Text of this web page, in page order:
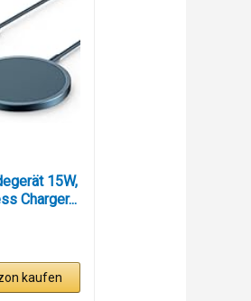
15W,
Charger...
kaufen